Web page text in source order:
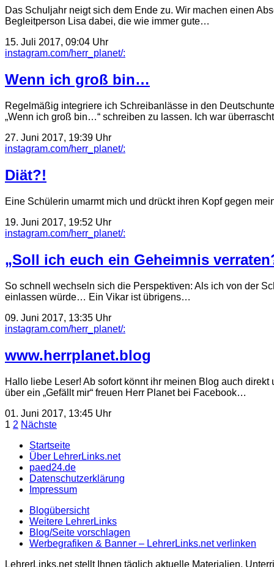
Das Schuljahr neigt sich dem Ende zu. Wir machen einen
Begleitperson Lisa dabei, die wie immer gute…
15. Juli 2017, 09:04 Uhr
instagram.com/herr_planet/:
Wenn ich groß bin…
Regelmäßig integriere ich Schreibanlässe in den
„Wenn ich groß bin…“ schreiben zu lassen. Ich war
27. Juni 2017, 19:39 Uhr
instagram.com/herr_planet/:
Diät?!
Eine Schülerin umarmt mich und drückt ihren Kopf gegen
19. Juni 2017, 19:52 Uhr
instagram.com/herr_planet/:
„Soll ich euch ein Geheimnis
So schnell wechseln sich die Perspektiven: Als ich von der
einlassen würde… Ein Vikar ist übrigens…
09. Juni 2017, 13:35 Uhr
instagram.com/herr_planet/:
www.herrplanet.blog
Hallo liebe Leser! Ab sofort könnt ihr meinen Blog auch
über ein „Gefällt mir“ freuen Herr Planet bei Facebook…
01. Juni 2017, 13:45 Uhr
Seitennummerierung
der
Beiträge
1 2 Nächste
Startseite
Über LehrerLinks.net
paed24.de
Datenschutzerklärung
Impressum
Blogübersicht
Weitere LehrerLinks
Blog/Seite vorschlagen
Werbegrafiken & Banner – LehrerLinks.net verlinken
LehrerLinks.net stellt Ihnen täglich aktuelle Materialien,